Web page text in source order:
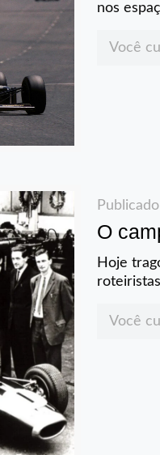
nos
Você
O
Hoje
Você